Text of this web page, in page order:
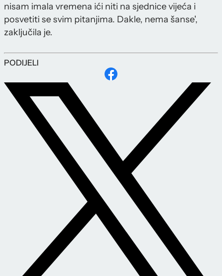
nisam imala vremena ići niti na sjednice vijeća i
posvetiti se svim pitanjima. Dakle, nema šanse',
zaključila je.
PODIJELI